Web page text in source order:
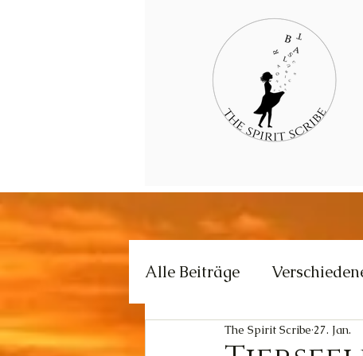
Alle Beiträge
Kommunikation
The Spirit Scribe 27. Jan.